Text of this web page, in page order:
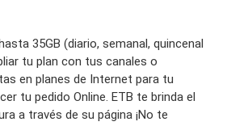
35GB (diario, semanal, quincenal
tu plan con tus canales o
en planes de Internet para tu
tu pedido Online. ETB te brinda el
a través de su página ¡No te